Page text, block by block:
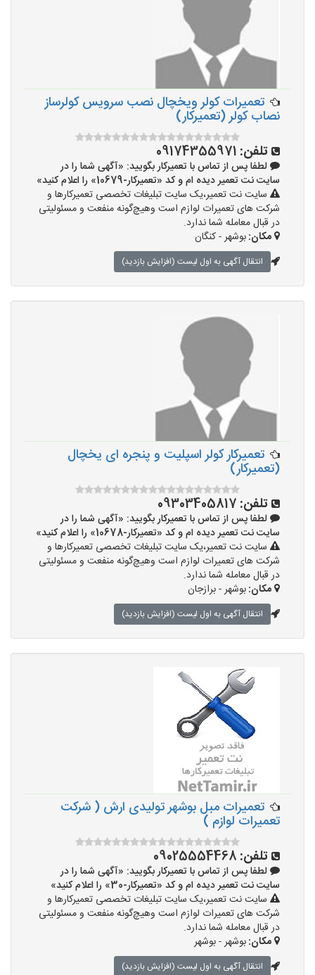
تعمیرات کولر ویخچال نصب سرویس کولرساز
نصاب کولر (تعمیرکار)
تلفن: 09174355971
لطفا پس از تماس با تعمیرکار بگویید: «آگهی شما را در
سایت نت تعمیر دیده ام و کد «تعمیرکار-10679» را اعلام کنید»
سایت نت تعمیر،یک سایت تبلیغات تخصصی تعمیرکارها و
شرکت های تعمیرات لوازم است وهیچ‌گونه منفعت و مسئولیتی
در قبال معامله شما ندارد.
مکان:بوشهر - کنگان
انتقال آگهی به اول لیست (افزایش بازدید)
تعمیرکار کولر اسپلیت و پنجره ای یخچال
(تعمیرکار)
تلفن: 09303405817
لطفا پس از تماس با تعمیرکار بگویید: «آگهی شما را در
سایت نت تعمیر دیده ام و کد «تعمیرکار-10678» را اعلام کنید»
سایت نت تعمیر،یک سایت تبلیغات تخصصی تعمیرکارها و
شرکت های تعمیرات لوازم است وهیچ‌گونه منفعت و مسئولیتی
در قبال معامله شما ندارد.
مکان:بوشهر - برازجان
انتقال آگهی به اول لیست (افزایش بازدید)
تعمیرات مبل بوشهر تولیدی ارش ( شرکت
تعمیرات لوازم )
تلفن: 09025554468
لطفا پس از تماس با تعمیرکار بگویید: «آگهی شما را در
سایت نت تعمیر دیده ام و کد «تعمیرکار-30» را اعلام کنید»
سایت نت تعمیر،یک سایت تبلیغات تخصصی تعمیرکارها و
شرکت های تعمیرات لوازم است وهیچ‌گونه منفعت و مسئولیتی
در قبال معامله شما ندارد.
مکان:بوشهر - بوشهر
انتقال آگهی به اول لیست (افزایش بازدید)